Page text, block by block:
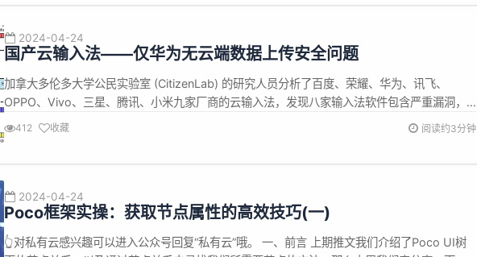
2024-04-24
国产云输入法——仅华为无云端数据上传安全问题
加拿大多伦多大学公民实验室 (CitizenLab) 的研究人员分析了百度、荣耀、华为、讯飞、
OPPO、Vivo、三星、腾讯、小米九家厂商的云输入法，发现八家输入法软件包含严重漏洞，
允许研究人员完整破解厂商设计用于保护用户输入内容的加密法。还有部分厂商并未使用任何
412 收藏 阅读约3分钟
2024-04-24
Poco框架实操：获取节点属性的高效技巧(一)
👆对私有云感兴趣可以进入公众号回复“私有云”哦。 一、前言 上期推文我们介绍了Poco UI树